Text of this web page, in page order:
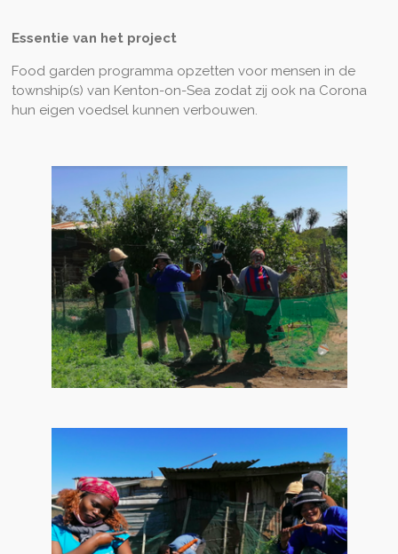
Essentie van hetproject
Food garden programma opzetten voor mensen in de
township(s) van Kenton-on-Sea zodat zij ook na Corona
hun eigen voedsel kunnen verbouwen.